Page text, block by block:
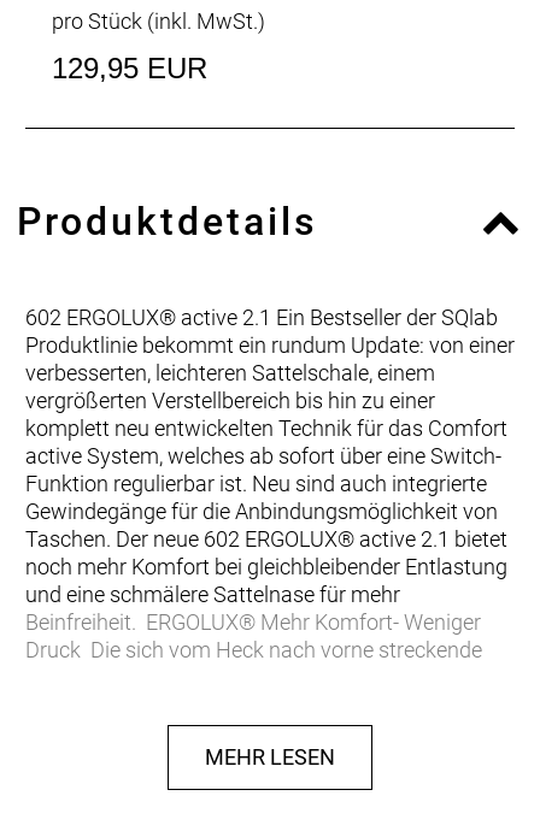
pro Stück (inkl. MwSt.)
129,95 EUR
Produktdetails
602 ERGOLUX® active 2.1 Ein Bestseller der SQlab
Produktlinie bekommt ein rundum Update: von einer
verbesserten, leichteren Sattelschale, einem
vergrößerten Verstellbereich bis hin zu einer
komplett neu entwickelten Technik für das Comfort
active System, welches ab sofort über eine Switch-
Funktion regulierbar ist. Neu sind auch integrierte
Gewindegänge für die Anbindungsmöglichkeit von
Taschen. Der neue 602 ERGOLUX® active 2.1 bietet
noch mehr Komfort bei gleichbleibender Entlastung
und eine schmälere Sattelnase für mehr
Beinfreiheit. ERGOLUX® Mehr Komfort- Weniger
Druck Die sich vom Heck nach vorne streckende
bauchigen Sitzbeinästen. Die vergrößerte, weniger
punktuelle Auflagefläche, sorgt für eine
bestmögliche Druckverteilung. Die erste Stufe
MEHR LESEN